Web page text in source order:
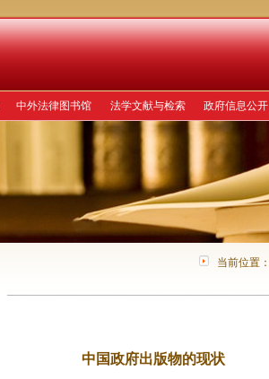
中外法律图书馆 法学文献与检索 政府信息公开
当前位置：
中国政府出版物的现状